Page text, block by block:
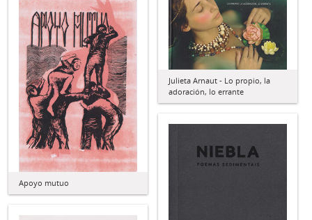
Julieta Arnaut - Lo propio, la
adoración, lo errante
Apoyo mutuo